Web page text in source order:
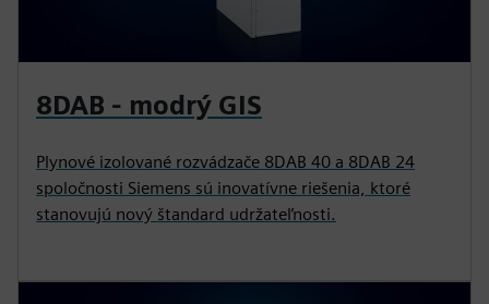
8DAB - modrý GIS
Plynové izolované rozvádzače 8DAB 40 a 8DAB 24
spoločnosti Siemens sú inovatívne riešenia, ktoré
stanovujú nový štandard udržateľnosti.